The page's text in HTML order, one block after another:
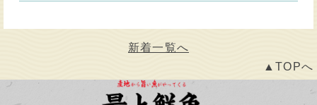
新着一覧へ
▲TOPへ